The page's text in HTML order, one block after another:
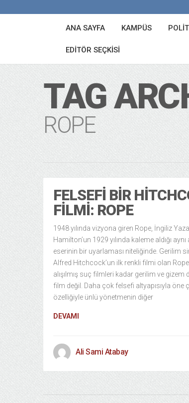
ANA SAYFA KAMPÜS
EDITÖR SEÇKISI
TAG
ROPE
FELSEFI BIR
FILMI: ROPE
1948 yılında vizyona giren Rope, İngiliz
Hamilton’un 1929 yılında kaleme aldığı aynı
eserinin bir uyarlaması niteliğinde. Gerilim
Alfred Hitchcock’un ilk renkli filmi olan
alışılmış suç filmleri kadar gerilim ve gizem
film değil. Daha çok felsefi altyapısıyla öne
özelliğiyle ünlü yönetmenin diğer
DEVAMI
Ali Sami Atabay